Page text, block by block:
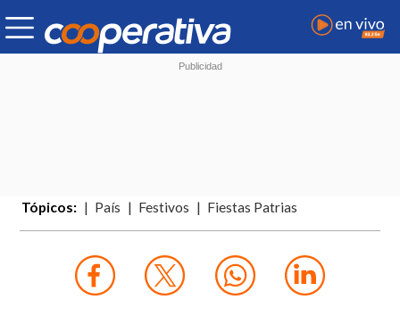
Tópicos: País Festivos Fiestas Patrias